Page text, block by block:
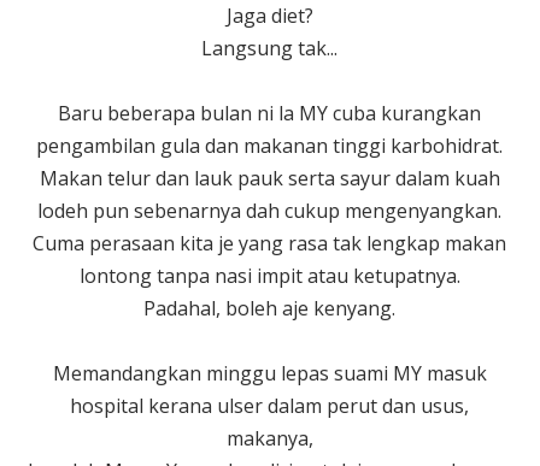
Jaga diet?
Langsung tak...
Baru beberapa bulan ni la MY cuba kurangkan
pengambilan gula dan makanan tinggi karbohidrat.
Makan telur dan lauk pauk serta sayur dalam kuah
lodeh pun sebenarnya dah cukup mengenyangkan.
Cuma perasaan kita je yang rasa tak lengkap makan
lontong tanpa nasi impit atau ketupatnya.
Padahal, boleh aje kenyang.
Memandangkan minggu lepas suami MY masuk
hospital kerana ulser dalam perut dan usus,
makanya,